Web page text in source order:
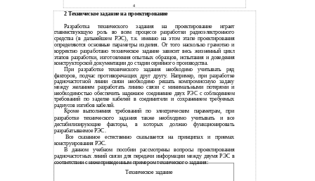
4
2 Техническое задание на проектирование
Разработка технического задания на проектирование играет
главенствующую роль во всем процессе разработки радиоэлектронного
средства (в дальнейшем РЭС), т.к. именно на этом этапе проектирования
определяются основные параметры изделия. От того насколько грамотно и
корректно разработано техническое задание зависит весь жизненный цикл
этапов разработки, изготовления опытных образцов, испытания и доведения
конструкторской документации до стадии серийного производства.
При разработке технического задания необходимо учитывать ряд
факторов, подчас противоречащих друг другу. Например, при разработке
радиочастотной линии связи необходимо решать компромиссную задачу
между желанием разработать линию связи с минимальными потерями и
необходимостью обеспечить надежное соединение двух РЭС с соблюдением
требований по заделке кабелей в соединители и сохранением требуемых
радиусов изгибов кабелей.
Кроме выполнения требований по электрическим параметрам, при
разработке технического задания также необходимо учитывать и все
дестабилизирующие факторы, в которых должно функционировать
разрабатываемое РЭС.
Все сказанное естественно сказывается на принципах и приемах
конструирования РЭС.
В данном учебном пособии рассмотрены вопросы проектирования
радиочастотных линий связи для передачи информации между двумя РЭС в
соответствии с нижеприведенным примером технического задания:
Техническое задание